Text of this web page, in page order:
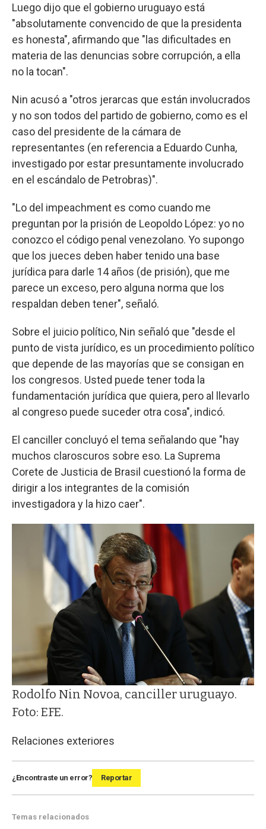
Luego dijo que el gobierno uruguayo está
"absolutamente convencido de que la presidenta
es honesta", afirmando que "las dificultades en
materia de las denuncias sobre corrupción, a ella
no la tocan".
Nin acusó a "otros jerarcas que están involucrados
y no son todos del partido de gobierno, como es el
caso del presidente de la cámara de
representantes (en referencia a Eduardo Cunha,
investigado por estar presuntamente involucrado
en el escándalo de Petrobras)".
"Lo del impeachment es como cuando me
preguntan por la prisión de Leopoldo López: yo no
conozco el código penal venezolano. Yo supongo
que los jueces deben haber tenido una base
jurídica para darle 14 años (de prisión), que me
parece un exceso, pero alguna norma que los
respaldan deben tener", señaló.
Sobre el juicio político, Nin señaló que "desde el
punto de vista jurídico, es un procedimiento político
que depende de las mayorías que se consigan en
los congresos. Usted puede tener toda la
fundamentación jurídica que quiera, pero al llevarlo
al congreso puede suceder otra cosa", indicó.
El canciller concluyó el tema señalando que "hay
muchos claroscuros sobre eso. La Suprema
Corete de Justicia de Brasil cuestionó la forma de
dirigir a los integrantes de la comisión
investigadora y la hizo caer".
Rodolfo Nin Novoa, canciller uruguayo.
Foto: EFE.
Relaciones exteriores
¿Encontraste un error? Reportar
Temas relacionados